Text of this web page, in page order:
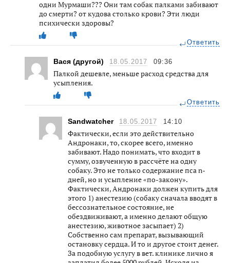
одни Мурмаши??? Они там собак палками забивают
до смерти? от кудова столько крови? Эти люди
психически здоровы?
Ответить
Вася (другой) 18.05.2017 09:36
Палкой дешевле, меньше расход средства для
усыпления.
Ответить
Sandwatcher 18.05.2017 14:10
Фактически, если это действительно
Андронаки, то, скорее всего, именно
забивают. Надо понимать, что входит в
сумму, озвученную в рассчёте на одну
собаку. Это не только содержание пса n-
дней, но и усыпление «по-закону».
Фактически, Андронаки должен купить для
этого 1) анестезию (собаку сначала вводят в
бессознательное состояние, не
обездвиживают, а именно делают общую
анестезию, животное засыпает) 2)
Собственно сам препарат, вызывающий
остановку сердца. И то и другое стоит денег.
За подобную услугу в вет. клинике лично я